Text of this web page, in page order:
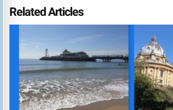
Related Articles